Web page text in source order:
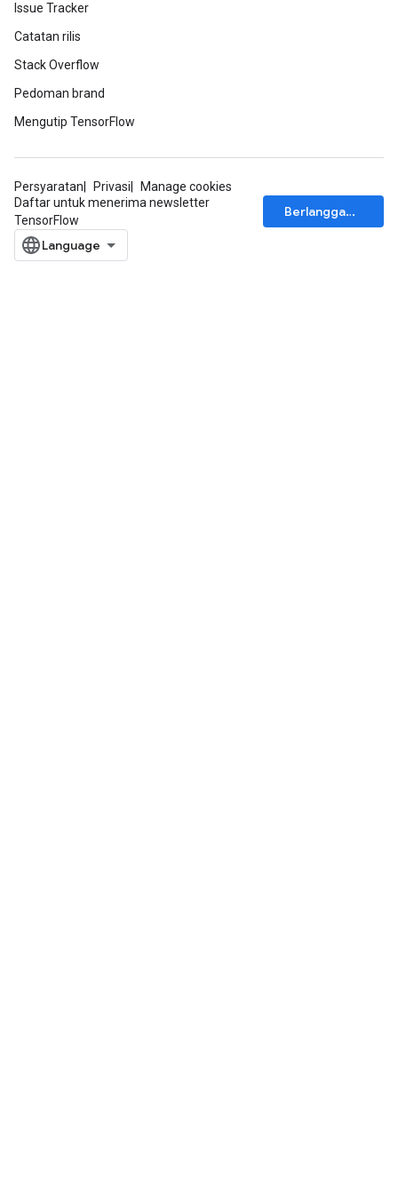
Issue Tracker
Catatan rilis
Stack Overflow
Pedoman brand
Mengutip TensorFlow
Persyaratan Privasi
Manage cookies
Daftar untuk menerima newsletter
TensorFlow
Berlangganan